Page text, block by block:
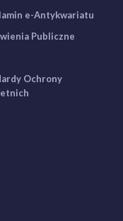
e-Antykwariatu
Publiczne
Ochrony